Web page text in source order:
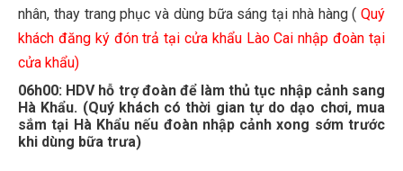
nhân, thay trang phục và dùng bữa sáng tại nhà hàng ( Quý
khách đăng ký đón trả tại cửa khẩu Lào Cai nhập đoàn tại
cửa khẩu)
06h00: HDV hỗ trợ đoàn để làm thủ tục nhập cảnh sang
Hà Khẩu. (Quý khách có thời gian tự do dạo chơi, mua
sắm tại Hà Khẩu nếu đoàn nhập cảnh xong sớm trước
khi dùng bữa trưa)